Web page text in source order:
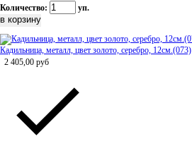
Количество: уп.
Кадильница, металл, цвет золото, серебро, 12см.(073)
2 405,00 руб